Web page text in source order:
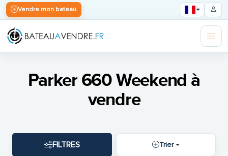
Vendre mon bateau
Parker 660 Weekend à
vendre
FILTRES Trier